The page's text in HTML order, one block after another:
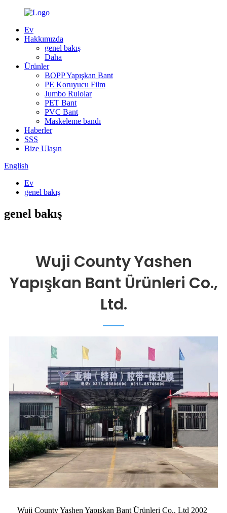
Ev
Hakkımızda
genel bakış
Daha
Ürünler
BOPP Yapışkan Bant
PE Koruyucu Film
Jumbo Rulolar
PET Bant
PVC Bant
Maskeleme bandı
Haberler
SSS
Bize Ulaşın
English
Ev
genel bakış
genel bakış
Wuji County Yashen
Yapışkan Bant Ürünleri Co.,
Ltd.
Wuji County Yashen Yapışkan Bant Ürünleri Co., Ltd 2002